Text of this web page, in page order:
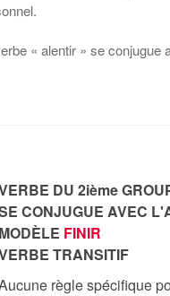
« alentir » se conjugue
DU 2ième
CONJUGUE AVEC
MODÈLE FINIR
TRANSITIF
règle spécifique